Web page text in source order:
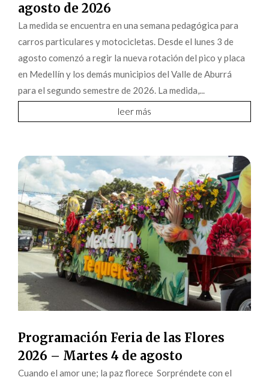
agosto de 2026
La medida se encuentra en una semana pedagógica para
carros particulares y motocicletas. Desde el lunes 3 de
agosto comenzó a regir la nueva rotación del pico y placa
en Medellín y los demás municipios del Valle de Aburrá
para el segundo semestre de 2026. La medida,...
leer más
Programación Feria de las Flores
2026 – Martes 4 de agosto
Cuando el amor une; la paz florece Sorpréndete con el